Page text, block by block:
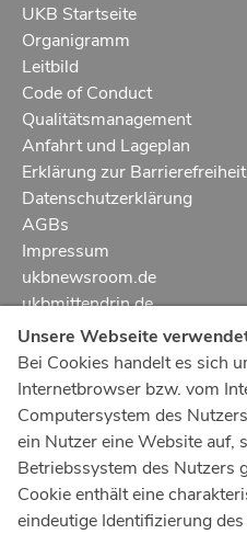
UKB Startseite
Organigramm
Leitbild
Code of Conduct
Qualitätsmanagement
Anfahrt und Lageplan
Erklärung zur Barrierefreiheit
Datenschutzerklärung
AGBs
Impressum
ukbnewsroom.de
ukbmittendrin.de
Notruf112
Ärztlicher Notdienst116 117
Giftnotrufzentrale
Tel: +49 22819240
Notfallzentrum Bonn
Unsere Webseite
Bei Cookies handelt es sich
Internetbrowser bzw. vom
Computersystem des
ein Nutzer eine Website auf,
Betriebssystem des Nutzers
Cookie enthält eine
eindeutige Identifizierung